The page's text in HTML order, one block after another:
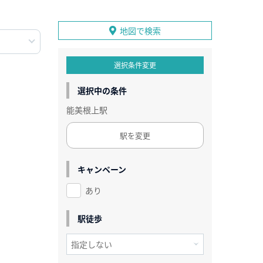
地図で検索
選択条件変更
選択中の条件
能美根上駅
駅を変更
キャンペーン
あり
駅徒歩